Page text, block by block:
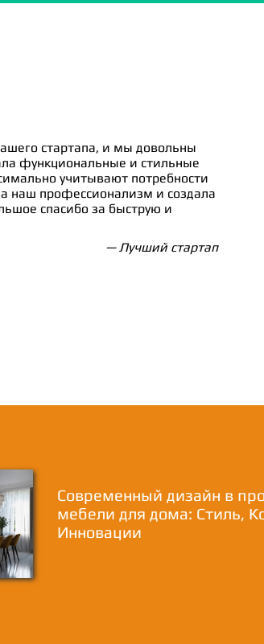
стартапа, и мы довольны
функциональные и стильные
учитывают потребности
наш профессионализм и создала
спасибо за быструю и
— Лучший стартап
Современный дизайн в
мебели для дома: Стиль,
Инновации